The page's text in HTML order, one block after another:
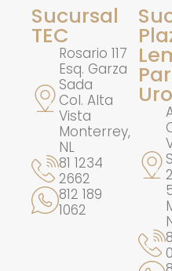
Sucursal
TEC
Rosario 117
Esq. Garza
Sada
Col. Alta
Vista
Monterrey,
NL
81 1234
2662
812 189
1062
Uro